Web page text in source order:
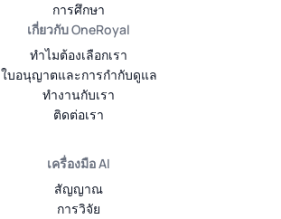
การศึกษา
เกี่ยวกับ OneRoyal
ทำไมต้องเลือกเรา
ใบอนุญาตและการกำกับดูแล
ทำงานกับเรา
ติดต่อเรา
เครื่องมือ AI
สัญญาณ
การวิจัย